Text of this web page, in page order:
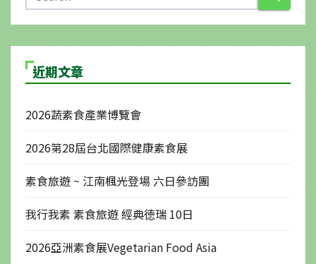
近期文章
2026蔬素食產業博覽會
2026第28屆台北國際健康素食展
素食旅遊 ~ 江南楓光登場 六日參訪團
我行我素 素食旅遊 經典徳瑞 10日
2026亞洲素食展Vegetarian Food Asia